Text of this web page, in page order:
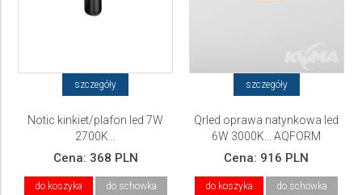
szczegóły
Notic kinkiet/plafon led 7W
2700K...
Cena: 368 PLN
do koszyka do schowka
szczegóły
Qrled oprawa natynkowa led
6W 3000K... AQFORM
Cena: 916 PLN
do koszyka do schowka